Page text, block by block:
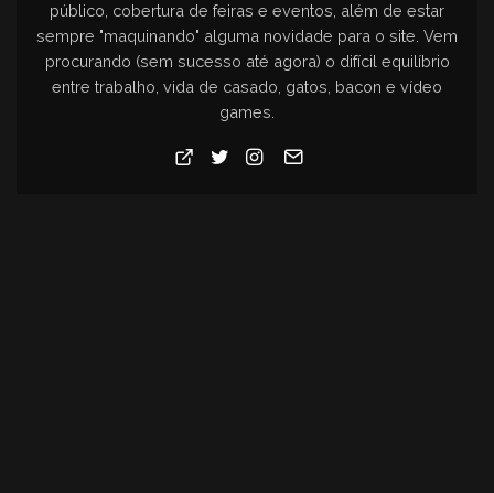
público, cobertura de feiras e eventos, além de estar
sempre "maquinando" alguma novidade para o site. Vem
procurando (sem sucesso até agora) o difícil equilíbrio
entre trabalho, vida de casado, gatos, bacon e vídeo
games.